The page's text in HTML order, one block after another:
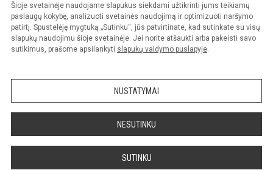
Šioje svetainėje naudojame slapukus siekdami užtikrinti jums teikiamų
paslaugų kokybę, analizuoti svetainės naudojimą ir optimizuoti naršymo
patirtį. Spustelėję mygtuką „Sutinku“, jūs patvirtinate, kad sutinkate su visų
slapukų naudojimu šioje svetainėje. Jei norite atšaukti arba pakeisti savo
sutikimus, prašome apsilankyti slapukų valdymo puslapyje.
NUSTATYMAI
NESUTINKU
SUTINKU
© 2025. Plungės r. Žemaitijos kadetų gimnazija. Visos teisės saugomos.
Kopijuoti turinį be raštiško įstaigos administracijos sutikimo griežtai draudžiama.
Prieinamumo paraiška Slapukų valdymas
Sumanus būdas atnaujinti